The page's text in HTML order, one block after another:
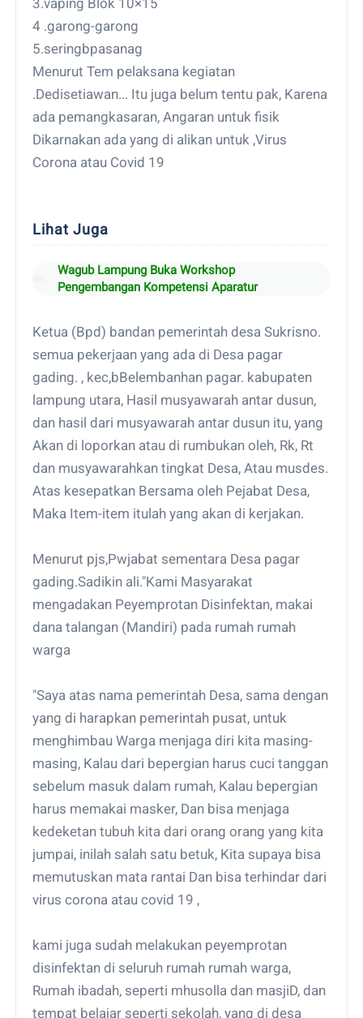
4 .garong-garong
5.seringbpasanag
Menurut Tem pelaksana kegiatan
.Dedisetiawan... Itu juga belum tentu pak, Karena
ada pemangkasaran, Angaran untuk fisik
Dikarnakan ada yang di alikan untuk ,Virus
Corona atau Covid 19
Lihat Juga
Wagub Lampung Buka Workshop
Pengembangan Kompetensi Aparatur
Ketua (Bpd) bandan pemerintah desa Sukrisno.
semua pekerjaan yang ada di Desa pagar
gading. , kec,bBelembanhan pagar. kabupaten
lampung utara, Hasil musyawarah antar dusun,
dan hasil dari musyawarah antar dusun itu, yang
Akan di loporkan atau di rumbukan oleh, Rk, Rt
dan musyawarahkan tingkat Desa, Atau musdes.
Atas kesepatkan Bersama oleh Pejabat Desa,
Maka Item-item itulah yang akan di kerjakan.
Menurut pjs,Pwjabat sementara Desa pagar
gading.Sadikin ali."Kami Masyarakat
mengadakan Peyemprotan Disinfektan, makai
dana talangan (Mandiri) pada rumah rumah
warga
"Saya atas nama pemerintah Desa, sama dengan
yang di harapkan pemerintah pusat, untuk
menghimbau Warga menjaga diri kita masing-
masing, Kalau dari bepergian harus cuci tanggan
sebelum masuk dalam rumah, Kalau bepergian
harus memakai masker, Dan bisa menjaga
kedeketan tubuh kita dari orang orang yang kita
jumpai, inilah salah satu betuk, Kita supaya bisa
memutuskan mata rantai Dan bisa terhindar dari
virus corona atau covid 19 ,
kami juga sudah melakukan peyemprotan
disinfektan di seluruh rumah rumah warga,
Rumah ibadah, seperti mhusolla dan masjiD, dan
tempat belajar seperti sekolah, yang di desa